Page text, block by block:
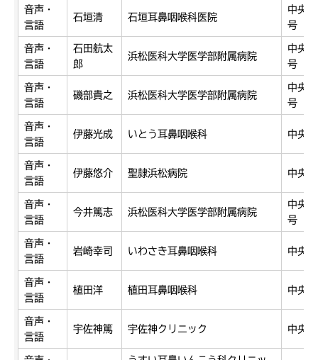
音声・
言語
石垣清 石垣耳鼻咽喉科医院
中央
号
音声・
言語
石田航太
郎
浜松医科大学医学部附属病院
中央
号
音声・
言語
磯部貴之 浜松医科大学医学部附属病院
中央
号
音声・
言語
伊藤光成 いとう耳鼻咽喉科 中央
音声・
言語
伊藤悠介 聖隷浜松病院 中央
音声・
言語
今井篤志 浜松医科大学医学部附属病院
中央
号
音声・
言語
岩崎幸司 いわさき耳鼻咽喉科 中央
音声・
言語
植田洋 植田耳鼻咽喉科 中央
音声・
言語
宇佐神篤 宇佐神クリニック 中央